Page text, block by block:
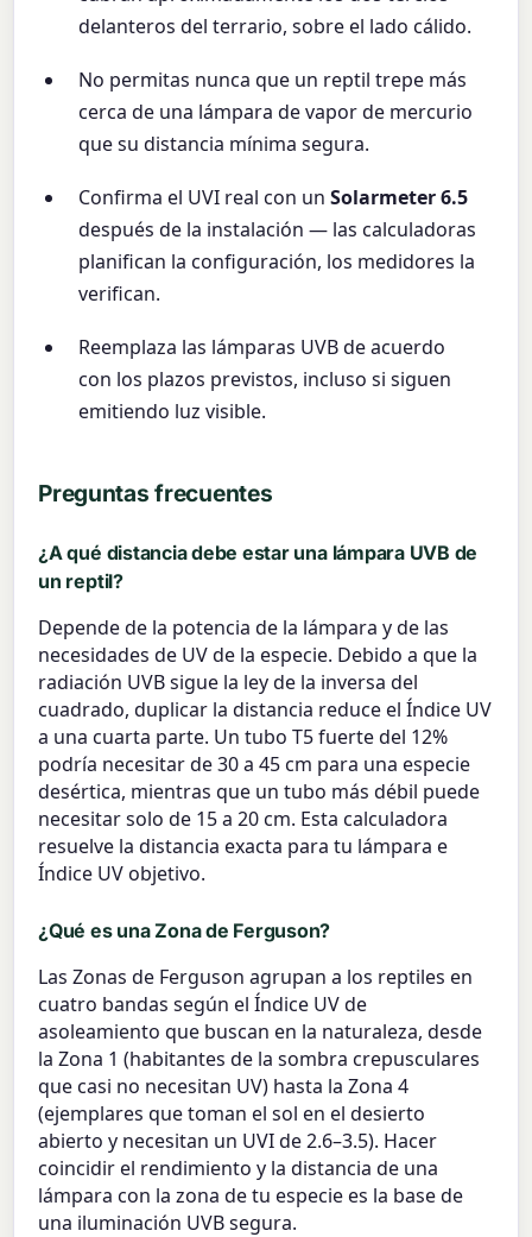
delanteros del terrario, sobre el lado cálido.
No permitas nunca que un reptil trepe más
cerca de una lámpara de vapor de mercurio
que su distancia mínima segura.
Confirma el UVI real con unSolarmeter 6.5
después de la instalación — las calculadoras
planifican la configuración, los medidores la
verifican.
Reemplaza las lámparas UVB de acuerdo
con los plazos previstos, incluso si siguen
emitiendo luz visible.
Preguntas frecuentes
¿A qué distancia debe estar una lámpara UVB de
un reptil?
Depende de la potencia de la lámpara y de las
necesidades de UV de la especie. Debido a que la
radiación UVB sigue la ley de la inversa del
cuadrado, duplicar la distancia reduce el Índice UV
a una cuarta parte. Un tubo T5 fuerte del 12%
podría necesitar de 30 a 45 cm para una especie
desértica, mientras que un tubo más débil puede
necesitar solo de 15 a 20 cm. Esta calculadora
resuelve la distancia exacta para tu lámpara e
Índice UV objetivo.
¿Qué es una Zona de Ferguson?
Las Zonas de Ferguson agrupan a los reptiles en
cuatro bandas según el Índice UV de
asoleamiento que buscan en la naturaleza, desde
la Zona 1 (habitantes de la sombra crepusculares
que casi no necesitan UV) hasta la Zona 4
(ejemplares que toman el sol en el desierto
abierto y necesitan un UVI de 2.6–3.5). Hacer
coincidir el rendimiento y la distancia de una
lámpara con la zona de tu especie es la base de
una iluminación UVB segura.